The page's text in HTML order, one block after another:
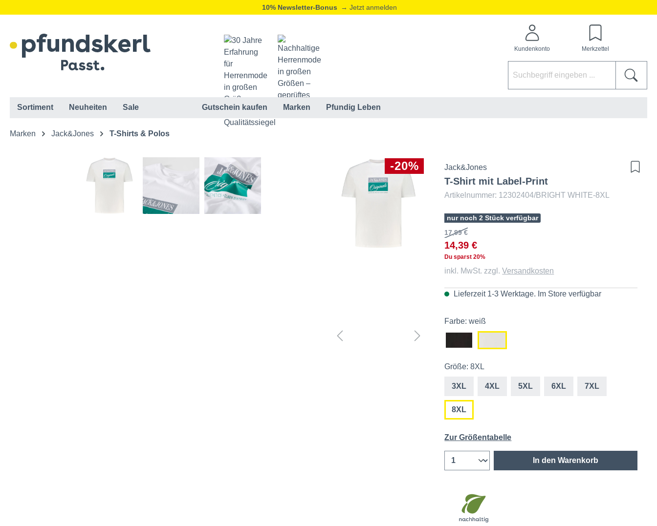
10% Newsletter-Bonus → Jetzt anmelden
Kundenkonto Merkzettel
Sortiment Neuheiten Sale Gutschein kaufen Marken Pfundig Leben
Marken Jack&Jones T-Shirts & Polos
-20% Jack&Jones
T-Shirt mit Label-Print
Artikelnummer: 12302404/BRIGHT WHITE-8XL
nur noch 2 Stück verfügbar
17,99 €
14,39 €
Du sparst 20%
inkl. MwSt. zzgl.Versandkosten
Lieferzeit 1-3 Werktage. Im Store verfügbar
Farbe: weiß
Größe: 8XL
3XL 4XL 5XL 6XL 7XL
8XL
Zur Größentabelle
In den Warenkorb